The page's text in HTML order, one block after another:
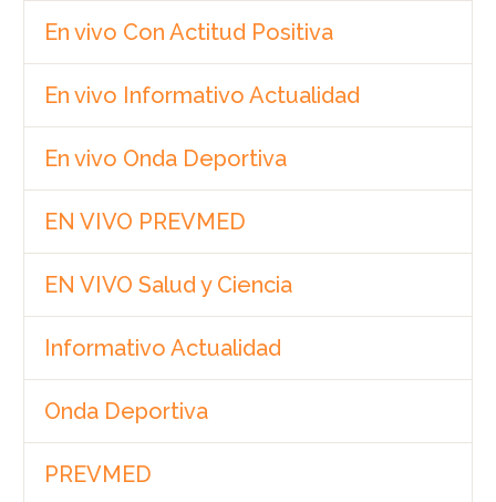
En vivo Con Actitud Positiva
En vivo Informativo Actualidad
En vivo Onda Deportiva
EN VIVO PREVMED
EN VIVO Salud y Ciencia
Informativo Actualidad
Onda Deportiva
PREVMED